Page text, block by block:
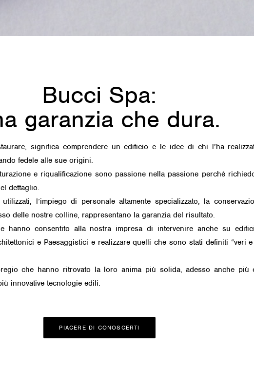
Bucci Spa:
garanzia che dura.
significa comprendere un edificio e le idee di chi l’ha
fedele alle sue origini.
e riqualificazione sono passione nella passione perché
dettaglio.
utilizzati, l’impiego di personale altamente specializzato, la
delle nostre colline, rappresentano la garanzia del risultato.
hanno consentito alla nostra impresa di intervenire anche su
e Paesaggistici e realizzare quelli che sono stati definiti “veri
che hanno ritrovato la loro anima più solida, adesso anche più
innovative tecnologie edili.
PIACERE DI CONOSCERTI